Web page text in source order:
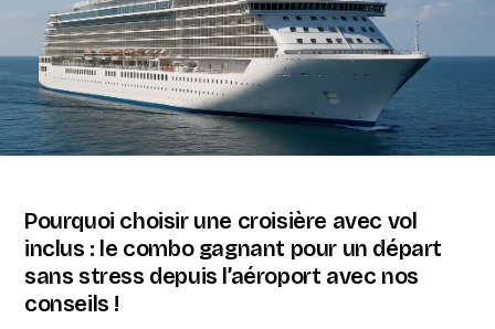
Pourquoi choisir une croisière avec vol
inclus : le combo gagnant pour un départ
sans stress depuis l’aéroport avec nos
conseils !